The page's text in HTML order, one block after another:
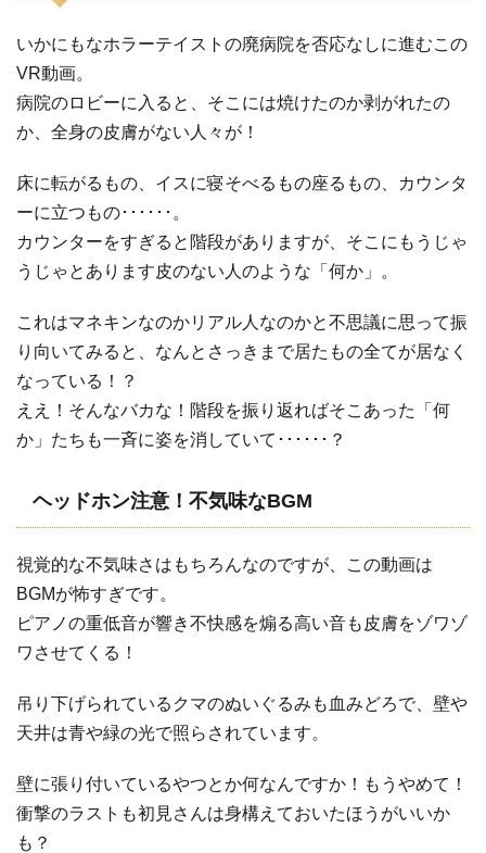
いかにもなホラーテイストの廃病院を否応なしに進むこの
VR動画。
病院のロビーに入ると、そこには焼けたのか剥がれたの
か、全身の皮膚がない人々が！
床に転がるもの、イスに寝そべるもの座るもの、カウンタ
ーに立つもの･･････。
カウンターをすぎると階段がありますが、そこにもうじゃ
うじゃとあります皮のない人のような「何か」。
これはマネキンなのかリアル人なのかと不思議に思って振
り向いてみると、なんとさっきまで居たもの全てが居なく
なっている！？
ええ！そんなバカな！階段を振り返ればそこあった「何
か」たちも一斉に姿を消していて･･････？
ヘッドホン注意！不気味なBGM
視覚的な不気味さはもちろんなのですが、この動画は
BGMが怖すぎです。
ピアノの重低音が響き不快感を煽る高い音も皮膚をゾワゾ
ワさせてくる！
吊り下げられているクマのぬいぐるみも血みどろで、壁や
天井は青や緑の光で照らされています。
壁に張り付いているやつとか何なんですか！もうやめて！
衝撃のラストも初見さんは身構えておいたほうがいいか
も？